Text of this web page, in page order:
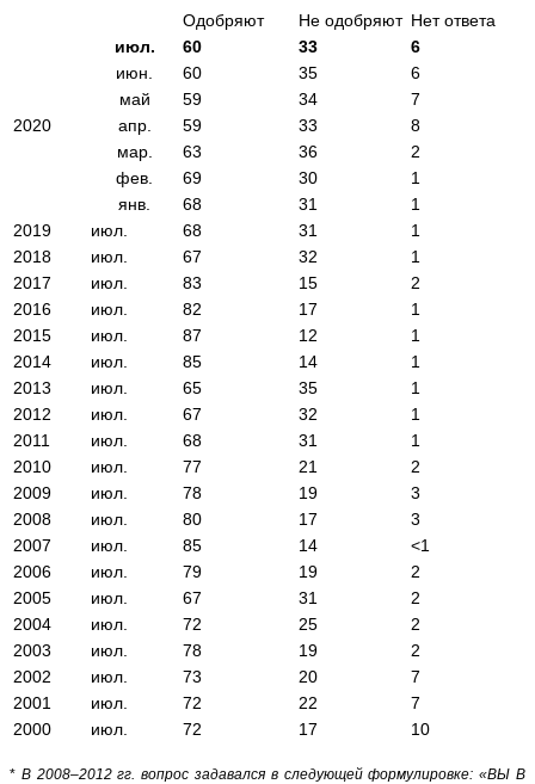
Одобряют Не одобряют Нет ответа
2020
июл. 60 33
6
июн.
60 35
6
май
59 34
7
апр.
59 33
8
мар.
63 36
2
фев.
69 30
1
янв.
68 31
1
2019
июл. 68 31
1
2018
июл. 67 32
1
2017
июл. 83 15
2
2016
июл. 82 17
1
2015
июл. 87 12
1
2014
июл. 85 14
1
2013
июл. 65 35
1
2012
июл. 67 32
1
2011
июл. 68 31
1
2010
июл. 77 21
2
2009
июл. 78 19
3
2008
июл. 80 17
3
2007
июл. 85 14
<1
2006
июл. 79 19
2
2005
июл. 67 31
2
2004
июл. 72 25
2
2003
июл. 78 19
2
2002
июл. 73 20
7
2001
июл. 72 22
7
2000
июл. 72 17 10
* В 2008–2012 гг. вопрос задавался в следующей формулировке: «ВЫ В